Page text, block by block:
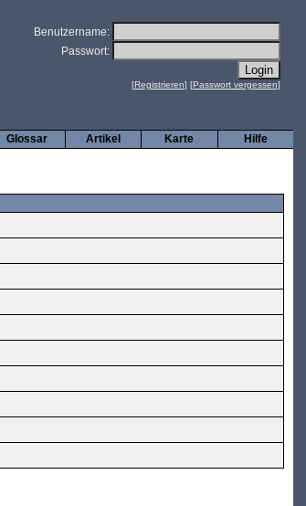
Benutzername:
Passwort:
[Registrieren] [Passwort vergessen]
Hilfe
Karte
Artikel
Glossar